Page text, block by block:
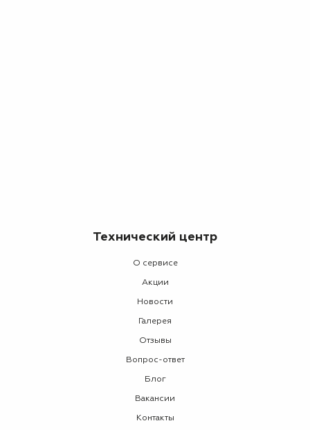
Технический центр
О сервисе
Акции
Новости
Галерея
Отзывы
Вопрос-ответ
Блог
Вакансии
Контакты